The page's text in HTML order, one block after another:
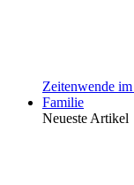
Zeitenwende
Familie
Neueste Artikel